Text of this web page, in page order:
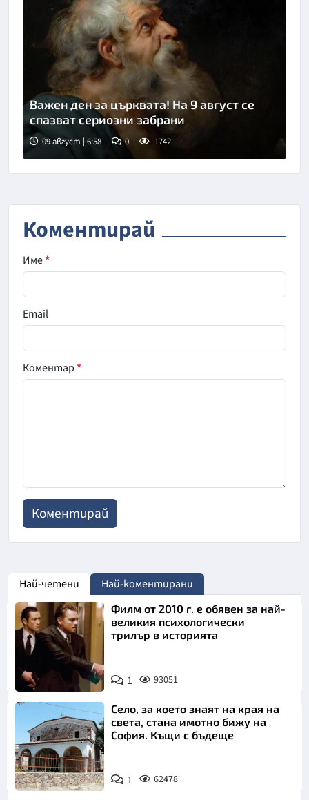
Важен ден за църквата! На 9 август се
спазват сериозни забрани
09 август | 6:58 0 1742
Коментирай
Име*
Email
Коментар*
Най-четени Най-коментирани
Филм от 2010 г. е обявен за най-
великия психологически
трилър в историята
1 93051
Село, за което знаят на края на
света, стана имотно бижу на
София. Къщи с бъдеще
1 62478